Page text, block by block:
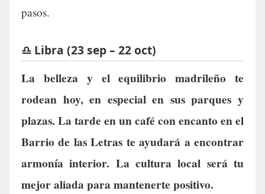
pasos.
♎ Libra (23 sep – 22 oct)
La belleza y el equilibrio madrileño te
rodean hoy, en especial en sus parques y
plazas. La tarde en un café con encanto en el
Barrio de las Letras te ayudará a encontrar
armonía interior. La cultura local será tu
mejor aliada para mantenerte positivo.